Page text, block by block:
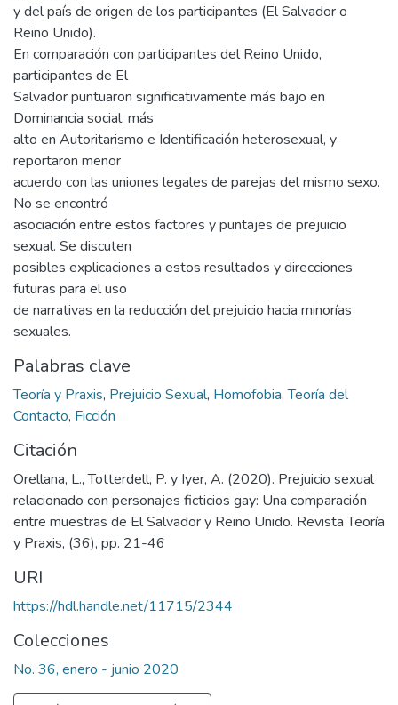
y del país de origen de los participantes (El Salvador o
Reino Unido).
En comparación con participantes del Reino Unido,
participantes de El
Salvador puntuaron significativamente más bajo en
Dominancia social, más
alto en Autoritarismo e Identificación heterosexual, y
reportaron menor
acuerdo con las uniones legales de parejas del mismo sexo.
No se encontró
asociación entre estos factores y puntajes de prejuicio
sexual. Se discuten
posibles explicaciones a estos resultados y direcciones
futuras para el uso
de narrativas en la reducción del prejuicio hacia minorías
sexuales.
Palabras clave
Teoría y Praxis, Prejuicio Sexual, Homofobia,Teoría del
Contacto, Ficción
Citación
Orellana, L., Totterdell, P. y Iyer, A. (2020). Prejuicio sexual
relacionado con personajes ficticios gay: Una comparación
entre muestras de El Salvador y Reino Unido. Revista Teoría
y Praxis, (36), pp. 21-46
URI
https://hdl.handle.net/11715/2344
Colecciones
No. 36, enero - junio 2020